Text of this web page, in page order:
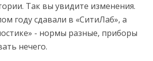
Так вы увидите изменения.
году сдавали в «СитиЛаб», а
- нормы разные, приборы
нечего.